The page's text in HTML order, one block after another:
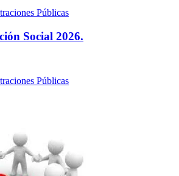
Públicas
Social 2026.
Públicas